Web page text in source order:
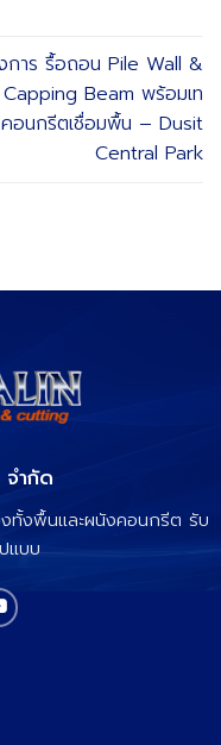
การ รื้อถอน Pile Wall &
Capping Beam พร้อมเท
คอนกรีตเชื่อมพื้น – Dusit
Central Park
ำกัด
ทั้งพื้นและผนังคอนกรีต รับ
แบบ